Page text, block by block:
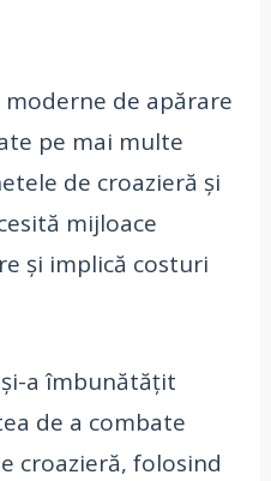
de apărare
pe mai multe
de croazieră și
mijloace
și implică costuri
a îmbunătățit
de a combate
croazieră, folosind